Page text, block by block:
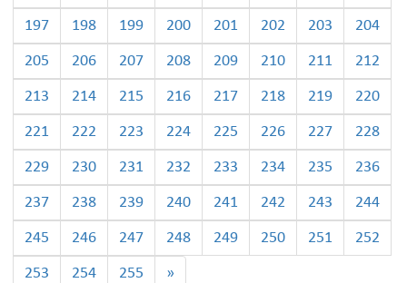
197 198 199 200 201 202 203 204
205 206 207 208 209 210 211 212
213 214 215 216 217 218 219 220
221 222 223 224 225 226 227 228
229 230 231 232 233 234 235 236
237 238 239 240 241 242 243 244
245 246 247 248 249 250 251 252
253 254 255 »